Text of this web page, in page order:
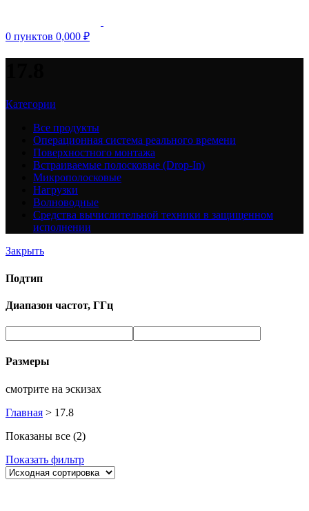
0 пунктов 0,000 ₽
Категории
Все продукты
Операционная система реального времени
Поверхностного монтажа
Встраиваемые полосковые (Drop-In)
Микрополосковые
Нагрузки
Волноводные
Средства вычислительной техники в защищенном
исполнении
Закрыть
Подтип
Диапазон частот, ГГц
Размеры
смотрите на эскизах
Главная > 17.8
Показаны все (2)
Показать фильтр